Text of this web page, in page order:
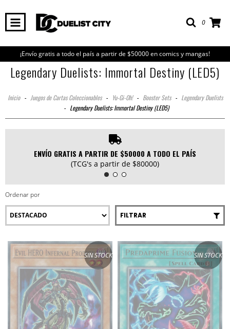
0
¡Envío gratis a todo el país a partir de $50000 en comics y mangas!
Legendary Duelists: Immortal Destiny (LED5)
Inicio - Juegos de Cartas Coleccionables - Yu-Gi-Oh! - Booster Sets - Legendary Duelists
- Legendary Duelists: Immortal Destiny (LED5)
ENVÍO GRATIS A PARTIR DE $50000 A TODO EL PAÍS
(TCG's a partir de $80000)
Ordenar por
FILTRAR
SIN STOCK SIN STOCK